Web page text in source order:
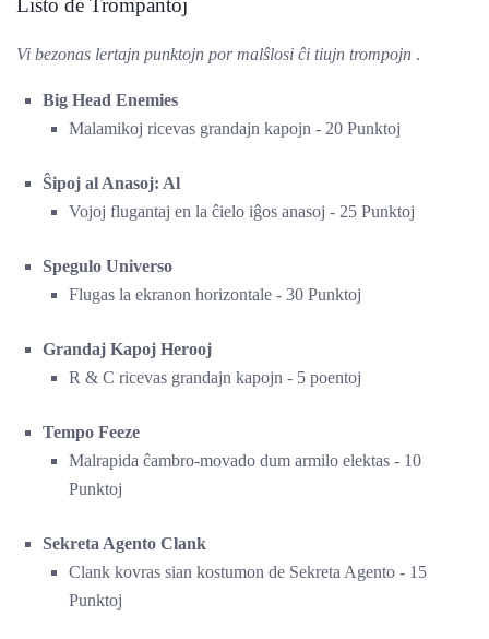
Listo de Trompantoj
Vi bezonas lertajn punktojn por malŝlosi ĉi tiujn trompojn .
Big Head Enemies
Malamikoj ricevas grandajn kapojn - 20 Punktoj
Ŝipoj al Anasoj: Al
Vojoj flugantaj en la ĉielo iĝos anasoj - 25 Punktoj
Spegulo Universo
Flugas la ekranon horizontale - 30 Punktoj
Grandaj Kapoj Herooj
R & C ricevas grandajn kapojn - 5 poentoj
Tempo Feeze
Malrapida ĉambro-movado dum armilo elektas - 10
Punktoj
Sekreta Agento Clank
Clank kovras sian kostumon de Sekreta Agento - 15
Punktoj